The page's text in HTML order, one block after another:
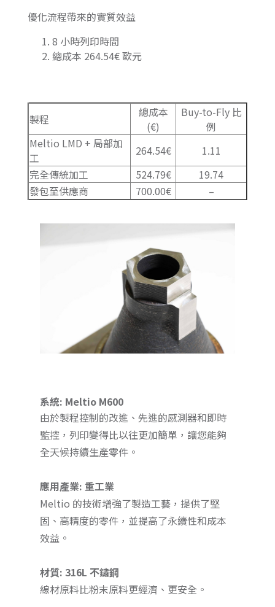
優化流程帶來的實質效益
8 小時列印時間
總成本 264.54€ 歐元
製程
總成本
(€)
Buy-to-Fly 比
例
Meltio LMD + 局部加
工
264.54€
1.11
完全傳統加工
524.79€
19.74
發包至供應商
700.00€ –
系統: Meltio M600
由於製程控制的改進、先進的感測器和即時
監控，列印變得比以往更加簡單，讓您能夠
全天候持續生產零件。
應用產業: 重工業
Meltio 的技術增強了製造工藝，提供了堅
固、高精度的零件，並提高了永續性和成本
效益。
材質: 316L 不鏽鋼
線材原料比粉末原料更經濟、更安全。